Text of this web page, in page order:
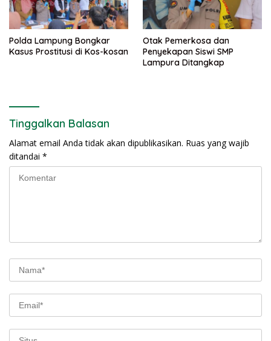
Polda Lampung Bongkar
Kasus Prostitusi di Kos-kosan
Otak Pemerkosa dan
Penyekapan Siswi SMP
Lampura Ditangkap
Tinggalkan Balasan
Alamat email Anda tidak akan dipublikasikan. Ruas yang wajib
ditandai *